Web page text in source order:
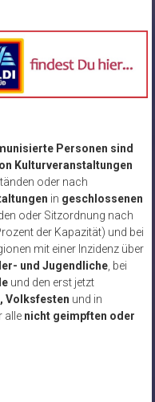
Personen sind
Kulturveranstaltungen
oder nach
in geschlossenen
oder Sitzordnung nach
der Kapazität) und bei
mit einer Inzidenz über
und Jugendliche, bei
und den erst jetzt
Volksfesten und in
alle nicht geimpften oder